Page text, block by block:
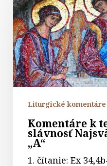
textom
na
slávnosť
Najsvätejšej
Trojice
„A“
Liturgické komentáre
Komentáre k
slávnosť
„A“
1. čítanie: Ex